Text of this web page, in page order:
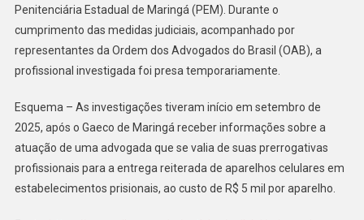
Penitenciária Estadual de Maringá (PEM). Durante o
cumprimento das medidas judiciais, acompanhado por
representantes da Ordem dos Advogados do Brasil (OAB), a
profissional investigada foi presa temporariamente.
Esquema – As investigações tiveram início em setembro de
2025, após o Gaeco de Maringá receber informações sobre a
atuação de uma advogada que se valia de suas prerrogativas
profissionais para a entrega reiterada de aparelhos celulares em
estabelecimentos prisionais, ao custo de R$ 5 mil por aparelho.